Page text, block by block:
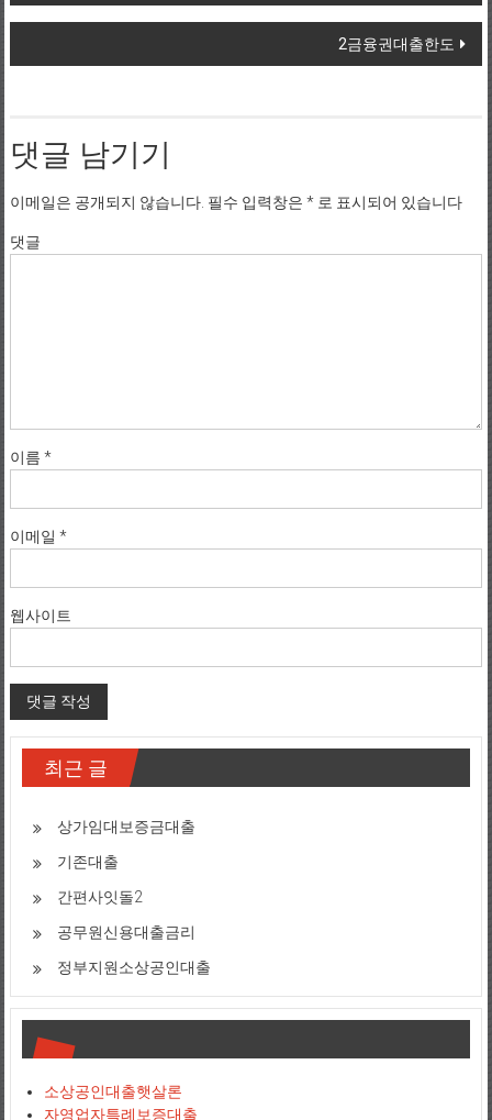
2금융권대출한도
댓글 남기기
이메일은 공개되지 않습니다. 필수 입력창은 *로 표시되어 있습니다
댓글
이름 *
이메일 *
웹사이트
최근 글
상가임대보증금대출
기존대출
간편사잇돌2
공무원신용대출금리
정부지원소상공인대출
소상공인대출햇살론
자영업자특례보증대출